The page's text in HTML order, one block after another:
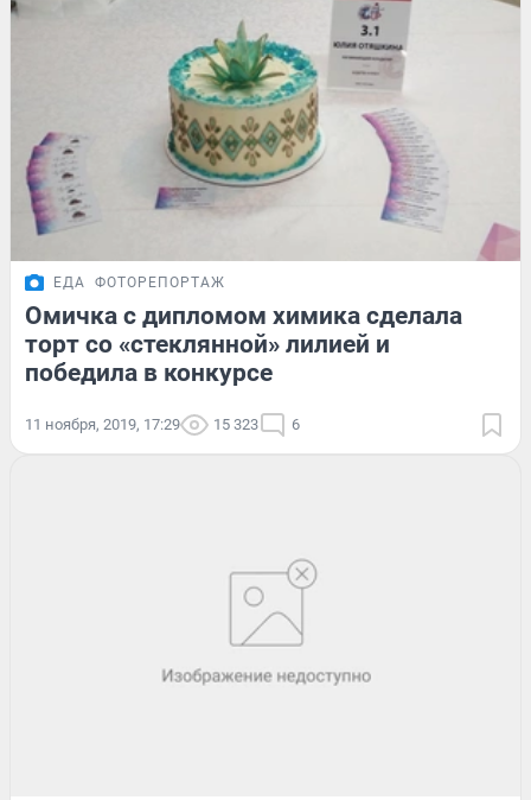
ЕДА ФОТОРЕПОРТАЖ
Омичка с дипломом химика сделала
торт со «стеклянной» лилией и
победила в конкурсе
11 ноября, 2019, 17:29 15 323 6